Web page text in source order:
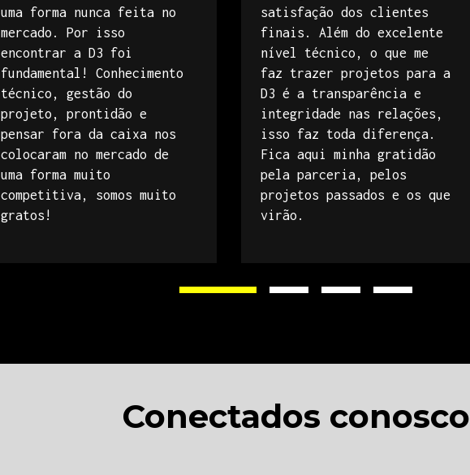
uma forma nunca feita no
mercado. Por isso
encontrar a D3 foi
fundamental! Conhecimento
técnico, gestão do
projeto, prontidão e
pensar fora da caixa nos
colocaram no mercado de
uma forma muito
competitiva, somos muito
gratos!
satisfação dos clientes
finais. Além do excelente
nível técnico, o que me
faz trazer projetos para a
D3 é a transparência e
integridade nas relações,
isso faz toda diferença.
Fica aqui minha gratidão
pela parceria, pelos
projetos passados e os que
virão.
Conectados conosco